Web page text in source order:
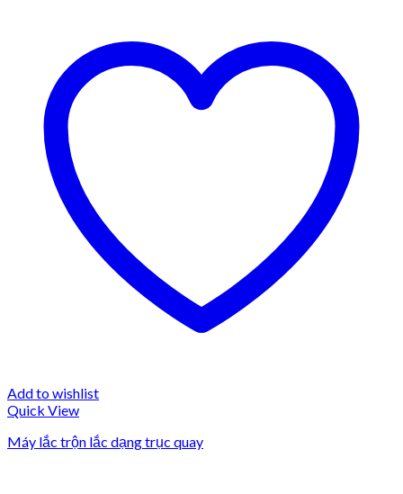
Add to wishlist
Quick View
Máy lắc trộn lắc dạng trục quay